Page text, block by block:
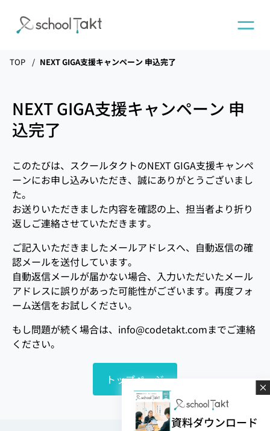
機能
タクトAI
導入実績
料金
イベント・セミナー
お知らせ
TOP NEXT GIGA支援キャンペーン 申込完了
NEXT GIGA支援キャンペーン 申
込完了
このたびは、スクールタクトのNEXT GIGA支援キャンペ
ーンにお申し込みいただき、誠にありがとうございまし
た。
お送りいただきました内容を確認の上、担当者より折り
返しご連絡させていただきます。
ご記入いただきましたメールアドレスへ、自動返信の確
認メールを送付しています。
自動返信メールが届かない場合、入力いただいたメール
アドレスに誤りがあった可能性がございます。再度フォ
ーム送信をお試しください。
もし問題が続く場合は、info@codetakt.comまでご連絡
ください。
トップページ
資料ダウンロード